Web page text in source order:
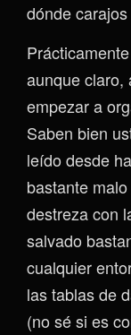
dónde
aunque claro,
empezar a
Saben bien
leído desde
bastante
destreza con
salvado
cualquier
las tablas de
(no sé si es